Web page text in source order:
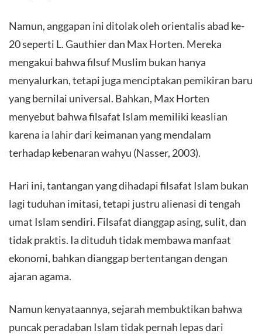
Namun, anggapan ini ditolak oleh orientalis abad ke-
20 seperti L. Gauthier dan Max Horten. Mereka
mengakui bahwa filsuf Muslim bukan hanya
menyalurkan, tetapi juga menciptakan pemikiran baru
yang bernilai universal. Bahkan, Max Horten
menyebut bahwa filsafat Islam memiliki keaslian
karena ia lahir dari keimanan yang mendalam
terhadap kebenaran wahyu (Nasser, 2003).
Hari ini, tantangan yang dihadapi filsafat Islam bukan
lagi tuduhan imitasi, tetapi justru alienasi di tengah
umat Islam sendiri. Filsafat dianggap asing, sulit, dan
tidak praktis. Ia dituduh tidak membawa manfaat
ekonomi, bahkan dianggap bertentangan dengan
ajaran agama.
Namun kenyataannya, sejarah membuktikan bahwa
puncak peradaban Islam tidak pernah lepas dari